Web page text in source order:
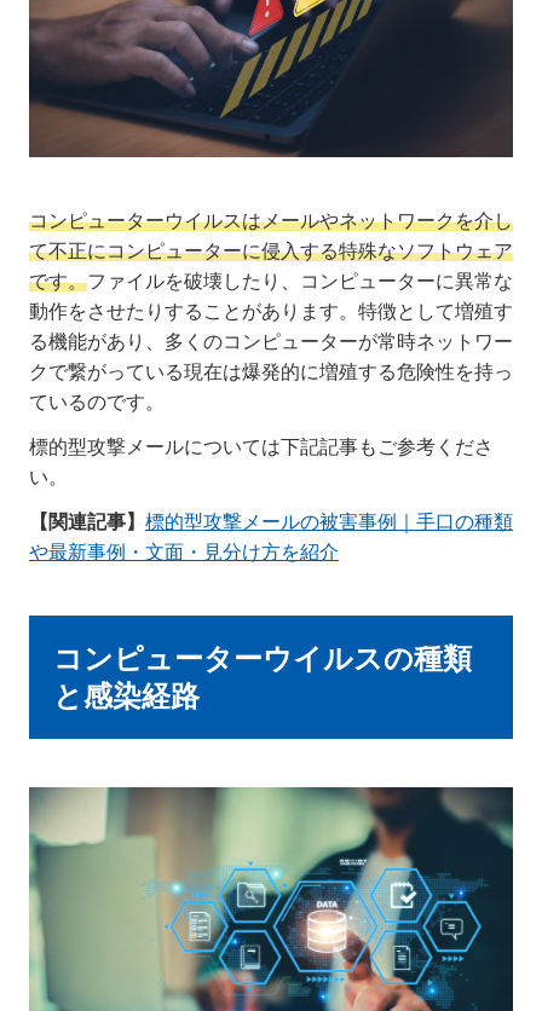
コンピューターウイルスはメールやネットワークを介し
て不正にコンピューターに侵入する特殊なソフトウェア
です。ファイルを破壊したり、コンピューターに異常な
動作をさせたりすることがあります。特徴として増殖す
る機能があり、多くのコンピューターが常時ネットワー
クで繋がっている現在は爆発的に増殖する危険性を持っ
ているのです。
標的型攻撃メールについては下記記事もご参考くださ
い。
【関連記事】 標的型攻撃メールの被害事例｜手口の種類
や最新事例・文面・見分け方を紹介
コンピューターウイルスの種類
と感染経路